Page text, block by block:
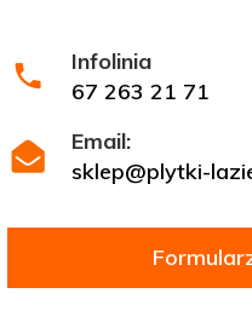
Infolinia
67 263 21 71
Email:
sklep@plytki-